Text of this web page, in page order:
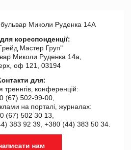
бульвар Миколи Руденка 14А
кореспонденції:
Мастер Груп"
Миколи Руденка 14а,
оф 121, 03194
для:
треннгів, конференцій:
(67) 502-99-00,
на порталі, журналах:
(67) 502 30 13,
383 92 39, +380 (44) 383 50 34.
нам